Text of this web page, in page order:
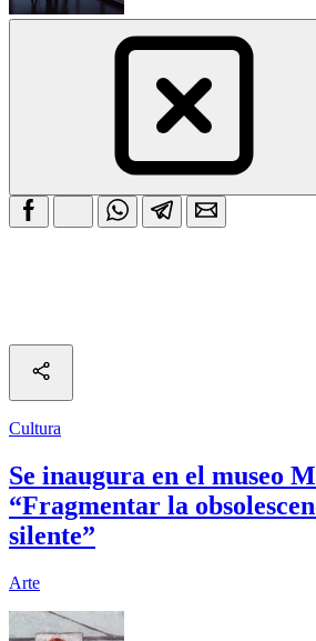
Cultura
Se inaugura en el museo
“Fragmentar la
silente”
Arte